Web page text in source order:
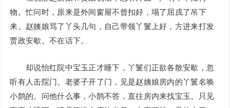
物。忙问时，原来是外间窗屉不曾扣好，塌了屈戍了吊下
来。赵姨娘骂了丫头几句，自己带领丫鬟上好，方进来打发
贾政安歇。不在话下。
却说怡红院中宝玉正才睡下，丫鬟们正欲各散安歇，忽
听有人击院门。老婆子开了门，见是赵姨娘房内的丫鬟名唤
小鹊的。问他什么事，小鹊不答，直往房内来找宝玉。只见